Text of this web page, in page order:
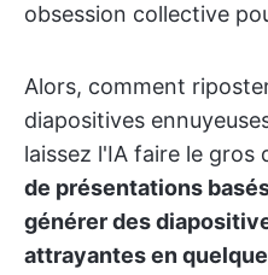
obsession collective
Alors, comment
diapositives
laissez l'IA faire le gros
de présentations
générer des
attrayantes en